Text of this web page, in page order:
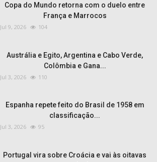
Copa do Mundo retorna com o duelo entre
França e Marrocos
Jul 9, 2026 104
Austrália e Egito, Argentina e Cabo Verde,
Colômbia e Gana...
Jul 3, 2026 110
Espanha repete feito do Brasil de 1958 em
classificação...
Jul 3, 2026 95
Portugal vira sobre Croácia e vai às oitavas